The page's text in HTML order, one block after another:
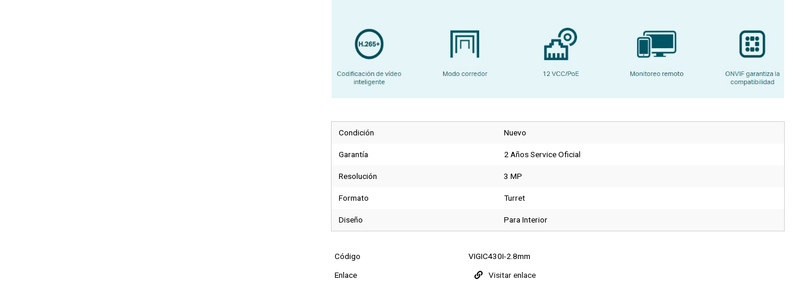
Condición Nuevo
Garantía 2 Años Service Oficial
Resolución 3 MP
Formato Turret
Diseño Para Interior
Código
VIGIC430I-2.8mm
Enlace
Visitar enlace